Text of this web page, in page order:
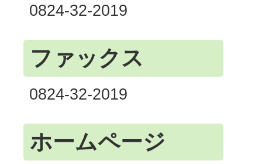
0824-32-2019
ファックス
0824-32-2019
ホームページ